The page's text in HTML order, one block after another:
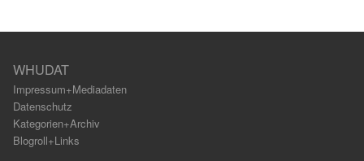
WHUDAT
Impressum+Mediadaten
Datenschutz
Kategorien+Archiv
Blogroll+Links